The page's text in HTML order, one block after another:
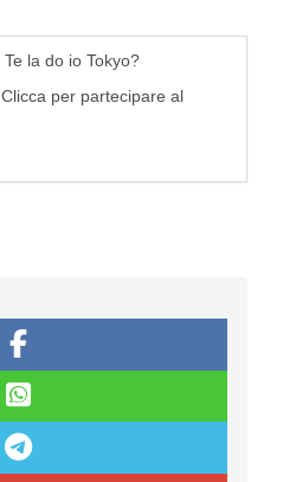
la do io Tokyo?
per partecipare al